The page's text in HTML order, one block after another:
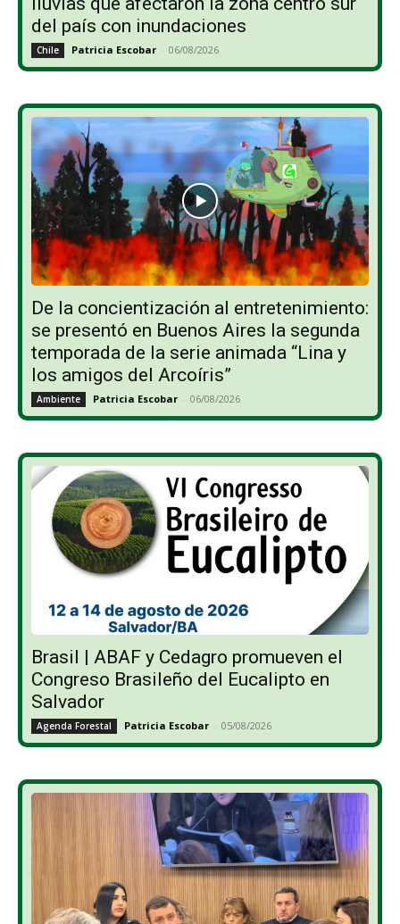
del país con inundaciones
Chile Patricia Escobar - 06/08/2026
De la concientización al entretenimiento:
se presentó en Buenos Aires la segunda
temporada de la serie animada “Lina y
los amigos del Arcoíris”
Ambiente Patricia Escobar - 06/08/2026
Brasil | ABAF y Cedagro promueven el
Congreso Brasileño del Eucalipto en
Salvador
Agenda Forestal Patricia Escobar - 05/08/2026